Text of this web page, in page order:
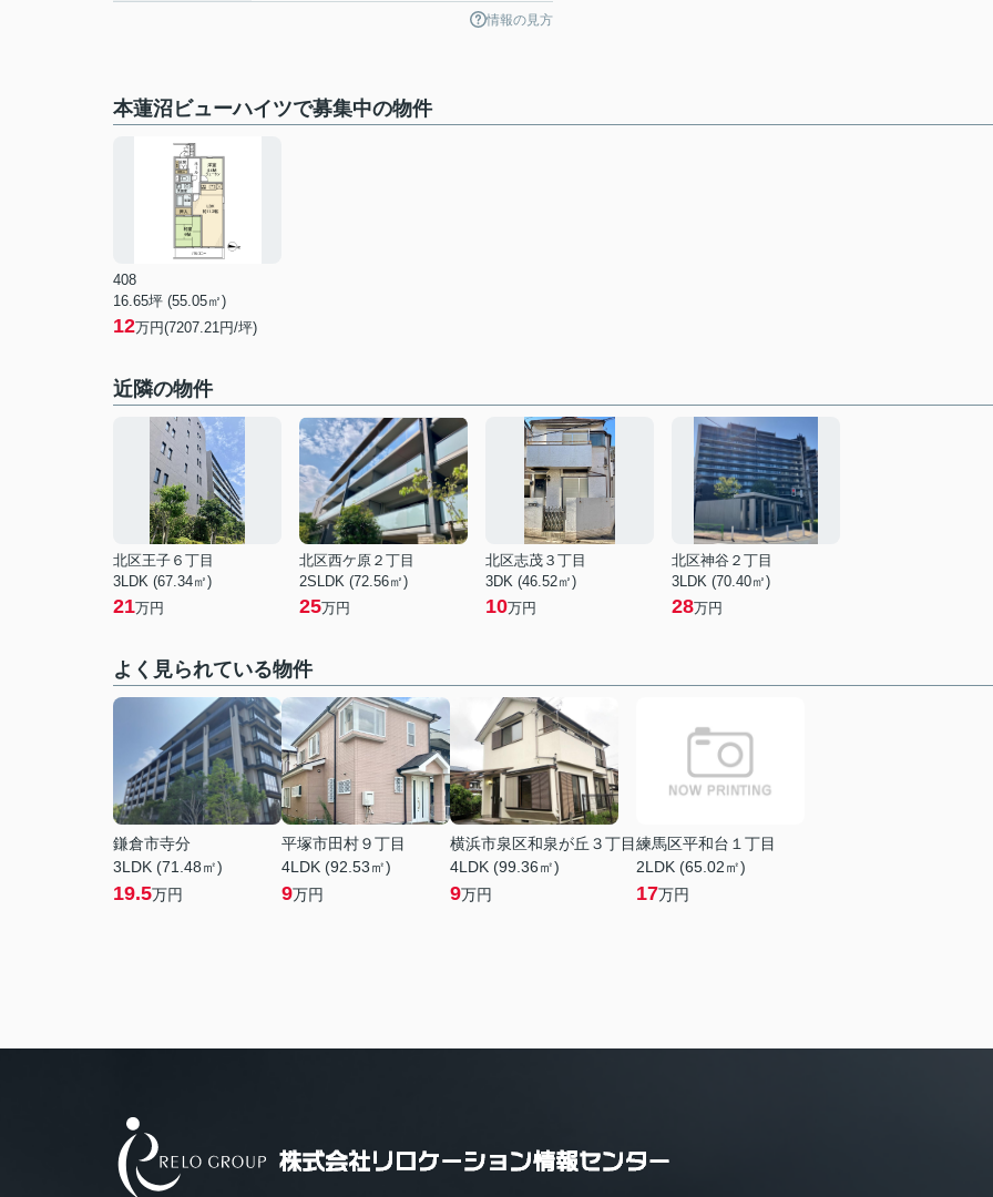
情報の見方
本蓮沼ビューハイツで募集中の物件
408
16.65坪 (55.05㎡)
12万円(7207.21円/坪)
近隣の物件
北区王子６丁目
3LDK (67.34㎡)
21万円
北区西ケ原２丁目
2SLDK (72.56㎡)
25万円
北区志茂３丁目
3DK (46.52㎡)
10万円
北区神谷２丁目
3LDK (70.40㎡)
28万円
よく見られている物件
鎌倉市寺分
3LDK (71.48㎡)
19.5万円
平塚市田村９丁目
4LDK (92.53㎡)
9万円
横浜市泉区和泉が丘３丁目
4LDK (99.36㎡)
9万円
練馬区平和台１丁目
2LDK (65.02㎡)
17万円